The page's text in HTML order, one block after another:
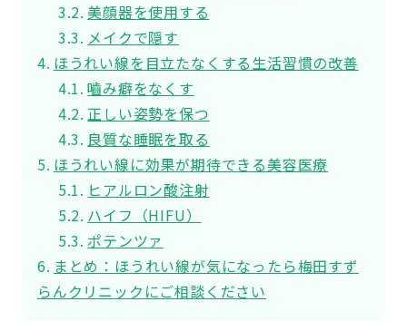
美顔器を使用する
メイクで隠す
ほうれい線を目立たなくする生活習慣の改善
嚙み癖をなくす
正しい姿勢を保つ
良質な睡眠を取る
ほうれい線に効果が期待できる美容医療
ヒアルロン酸注射
ハイフ（HIFU）
ポテンツァ
まとめ：ほうれい線が気になったら梅田すず
らんクリニックにご相談ください